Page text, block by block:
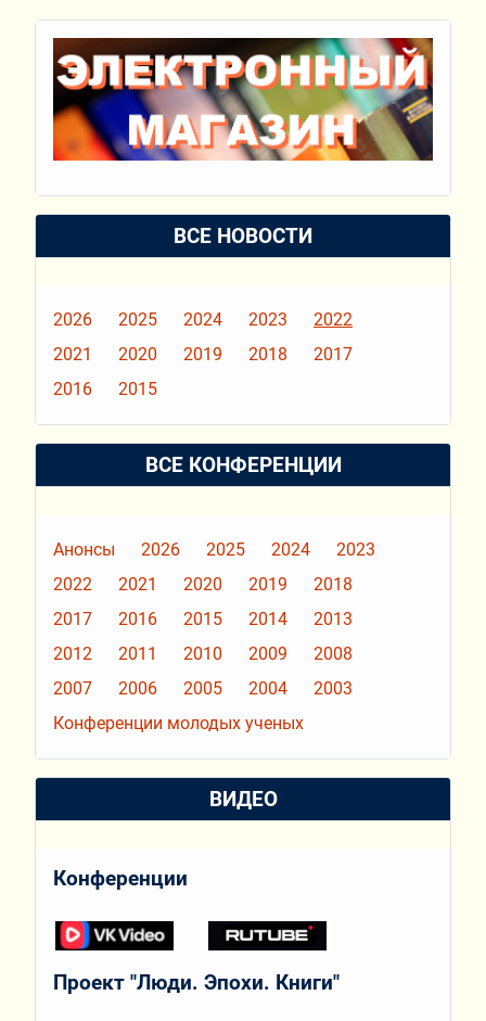
ВСЕ НОВОСТИ
2026 2025 2024 2023
2022
2021
2020 2019 2018
2017
2016
2015
ВСЕ КОНФЕРЕНЦИИ
Анонсы 2026 2025 2024
2023
2022
2021 2020 2019
2018
2017
2016 2015 2014
2013
2012
2011 2010 2009
2008
2007
2006 2005 2004
2003
Конференции молодых ученых
ВИДЕО
Конференции
Проект "Люди. Эпохи. Книги"